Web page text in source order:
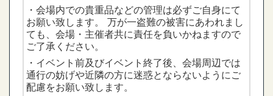
・会場内での貴重品などの管理は必ずご自身にて
お願い致します。 万が一盗難の被害にあわれまし
ても、会場・主催者共に責任を負いかねますので
ご了承ください。
・イベント前及びイベント終了後、会場周辺では
通行の妨げや近隣の方に迷惑とならないようにご
配慮をお願い致します。